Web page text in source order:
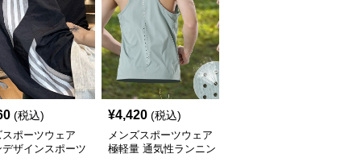
(税込)
スポーツウェア
デザインスポーツ
¥4,420 (税込)
メンズスポーツウェア
極軽量 通気性ランニン